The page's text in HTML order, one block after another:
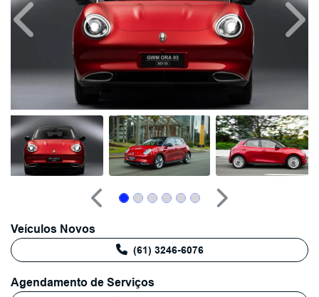
Anterior
Anterior Próximo
Veículos Novos
(61) 3246-6076
Agendamento de Serviços